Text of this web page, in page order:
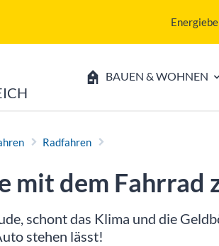
BAUEN & WOHNEN
Radfahren
mit dem Fahrrad
schont das Klima und die
stehen lässt!